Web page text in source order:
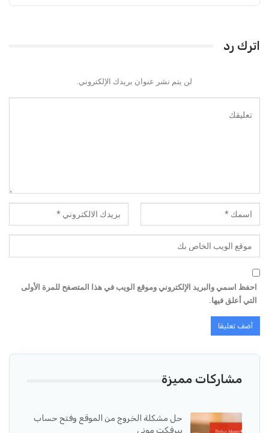
اترك رد
لن يتم نشر عنوان بريدك الإلكتروني.
احفظ اسمي والبريد الإلكتروني وموقع الويب في هذا المتصفح للمرة الأولى
التي أعلق فيها.
مشاركات مميزة
حل مشكلة الخروج من الموقع وفتح حساب
بيرفكت موني